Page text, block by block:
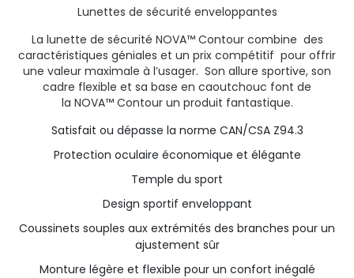
Lunettes de sécurité enveloppantes
La lunette de sécurité NOVA™ Contour combine des
caractéristiques géniales et un prix compétitif pour offrir
une valeur maximale à l’usager. Son allure sportive, son
cadre flexible et sa base en caoutchouc font de
la NOVA™ Contour un produit fantastique.
Satisfait ou dépasse la norme CAN/CSA Z94.3
Protection oculaire économique et élégante
Temple du sport
Design sportif enveloppant
Coussinets souples aux extrémités des branches pour un
ajustement sûr
Monture légère et flexible pour un confort inégalé